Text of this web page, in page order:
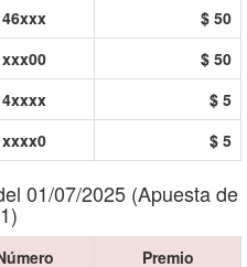
46xxx
$ 50
xxx00
$ 50
4xxxx
$ 5
xxxx0 $ 5
01/07/2025 (Apuesta de
Premio